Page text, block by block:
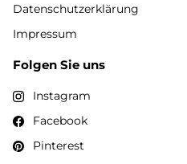
Datenschutzerklärung
Impressum
Folgen Sie uns
Instagram
Facebook
Pinterest